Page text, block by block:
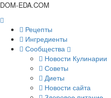
DOM-EDA.COM
Рецепты
Ингредиенты
Сообщества
Новости Кулинарии
Советы
Диеты
Новости сайта